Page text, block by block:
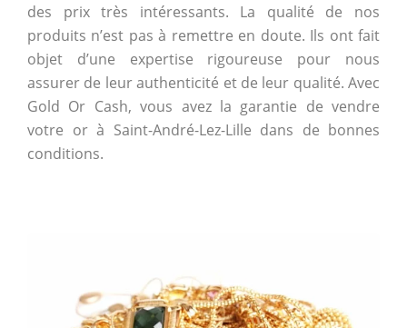
des prix très intéressants. La qualité de nos
produits n’est pas à remettre en doute. Ils ont fait
objet d’une expertise rigoureuse pour nous
assurer de leur authenticité et de leur qualité. Avec
Gold Or Cash, vous avez la garantie de vendre
votre or à Saint-André-Lez-Lille dans de bonnes
conditions.